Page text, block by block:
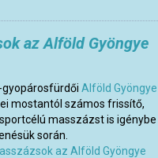
az Alföld Gyöngye
Alföld Gyöngye
mostantól számos frissítő,
masszázst is igénybe
során.
az Alföld Gyöngye